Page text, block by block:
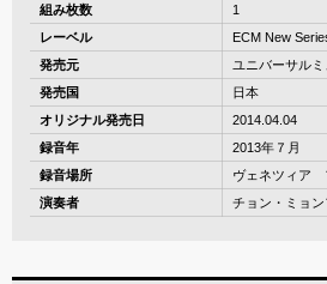
組み枚数
1
レーベル
ECM New
発売元
ユニバーサル
発売国
日本
オリジナル発売日
2014.04.04
録音年
2013年７月
録音場所
ヴェネツィア
演奏者
チョン・ミョン